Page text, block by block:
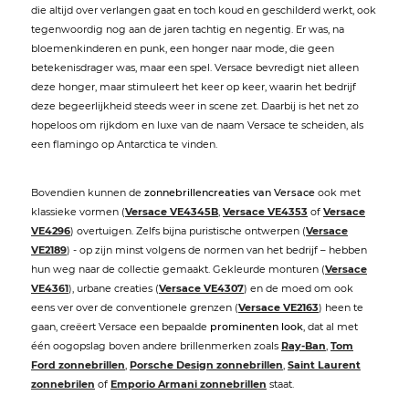
die altijd over verlangen gaat en toch koud en geschilderd werkt, ook
tegenwoordig nog aan de jaren tachtig en negentig. Er was, na
bloemenkinderen en punk, een honger naar mode, die geen
betekenisdrager was, maar een spel. Versace bevredigt niet alleen
deze honger, maar stimuleert het keer op keer, waarin het bedrijf
deze begeerlijkheid steeds weer in scene zet. Daarbij is het net zo
hopeloos om rijkdom en luxe van de naam Versace te scheiden, als
een flamingo op Antarctica te vinden.
Bovendien kunnen de zonnebrillencreaties van Versace ook met
klassieke vormen (Versace VE4345B, Versace VE4353 of Versace
VE4296) overtuigen. Zelfs bijna puristische ontwerpen (Versace
VE2189) - op zijn minst volgens de normen van het bedrijf – hebben
hun weg naar de collectie gemaakt. Gekleurde monturen (Versace
VE4361), urbane creaties (Versace VE4307) en de moed om ook
eens ver over de conventionele grenzen (Versace VE2163) heen te
gaan, creëert Versace een bepaalde prominenten look, dat al met
één oogopslag boven andere brillenmerken zoals Ray-Ban, Tom
Ford zonnebrillen, Porsche Design zonnebrillen, Saint Laurent
zonnebrilen of Emporio Armani zonnebrillen staat.